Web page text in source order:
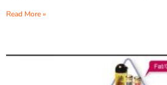
Read More »